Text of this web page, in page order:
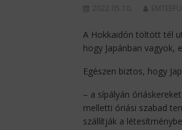
2022.05.10. EMTEEFU
A Hokkaidón töltött tél
hogy Japánban vagyok,
Egészen biztos, hogy
– a sípályán
melletti óriási szabad
szállítják a